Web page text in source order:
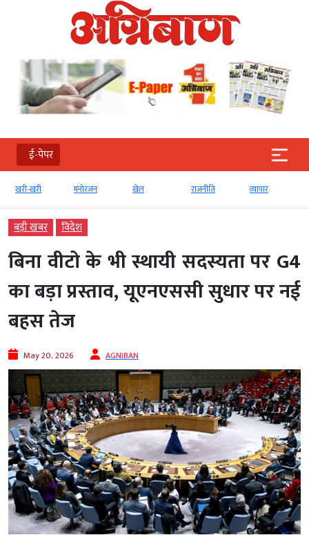
ई-पेपर
खरी-खरी मनोरंजन खेल राजनीति व्‍यापार
बड़ी खबर विदेश
बिना वीटो के भी स्थायी सदस्यता पर G4
का बड़ा प्रस्ताव, यूएनएससी सुधार पर नई
बहस तेज
May 20, 2026 AGNIBAN